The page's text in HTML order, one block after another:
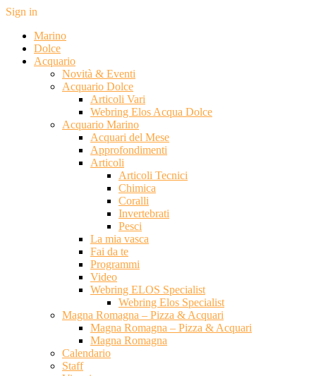
Sign in
Marino
Dolce
Acquario
Novità & Eventi
Acquario Dolce
Articoli Vari
Webring Elos Acqua Dolce
Acquario Marino
Acquari del Mese
Approfondimenti
Articoli
Articoli Tecnici
Chimica
Coralli
Invertebrati
Pesci
La mia vasca
Fai da te
Programmi
Video
Webring ELOS Specialist
Webring Elos Specialist
Magna Romagna – Pizza & Acquari
Magna Romagna – Pizza & Acquari
Magna Romagna
Calendario
Staff